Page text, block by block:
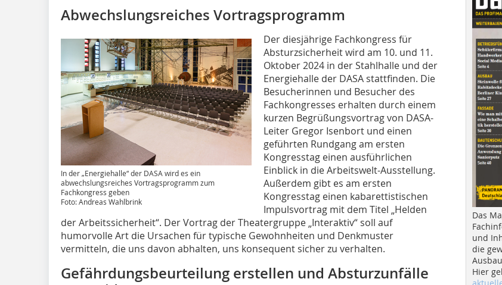
Abwechslungsreiches Vortragsprogramm
In der „Energiehalle“ der DASA wird es ein
abwechslungsreiches Vortragsprogramm zum
Fachkongress geben
Foto: Andreas Wahlbrink
Der diesjährige Fachkongress für
Absturzsicherheit wird am 10. und 11.
Oktober 2024 in der Stahlhalle und der
Energiehalle der DASA stattfinden. Die
Besucherinnen und Besucher des
Fachkongresses erhalten durch einem
kurzen Begrüßungsvortrag von DASA-
Leiter Gregor Isenbort und einen
geführten Rundgang am ersten
Kongresstag einen ausführlichen
Einblick in die Arbeitswelt-Ausstellung.
Außerdem gibt es am ersten
Kongresstag einen kabarettistischen
Impulsvortrag mit dem Titel „Helden
der Arbeitssicherheit“. Der Vortrag der Theatergruppe „Interaktiv“ soll auf
humorvolle Art die Ursachen für typische Gewohnheiten und Denkmuster
vermitteln, die uns davon abhalten, uns konsequent sicher zu verhalten.
Gefährdungsbeurteilung erstellen und Absturzunfälle
dach+holzbau Newsletter
Das
und
die
Hier